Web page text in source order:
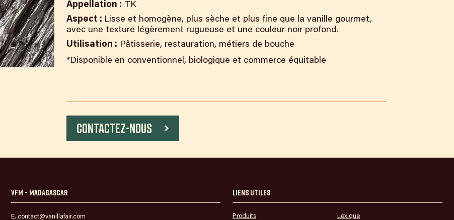
Appellation : TK
Aspect : Lisse et homogène, plus sèche et plus fine que la vanille gourmet,
avec une texture légèrement rugueuse et une couleur noir profond.
Utilisation : Pâtisserie, restauration, métiers de bouche
*Disponible en conventionnel, biologique et commerce équitable
Contactez-nous
VFM - Madagascar
E. contact@vanillafair.com
Liens utiles
Produits Lexique